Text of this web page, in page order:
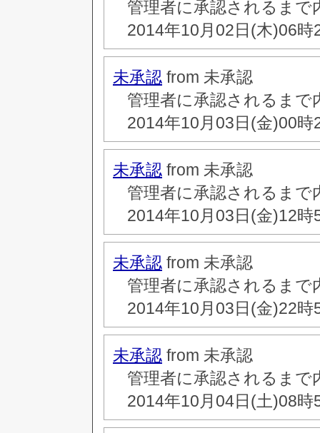
管理者に承認されるま
2014年10月02日(木)06時
未承認 from 未承認
管理者に承認されるま
2014年10月03日(金)00時
未承認 from 未承認
管理者に承認されるま
2014年10月03日(金)12時
未承認 from 未承認
管理者に承認されるま
2014年10月03日(金)22時
未承認 from 未承認
管理者に承認されるま
2014年10月04日(土)08時